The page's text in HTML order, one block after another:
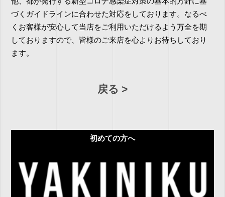
づくガイドラインに合わせた対応をしております。なるべ
くお客様が安心して当店をご利用いただけるよう万全を期
しておりますので、皆様のご来店を心よりお待ちしており
ます。
戻る
初めての方へ